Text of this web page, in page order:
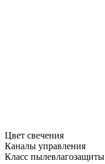
Цвет свечения
Каналы управления
Класс пылевлагозащиты